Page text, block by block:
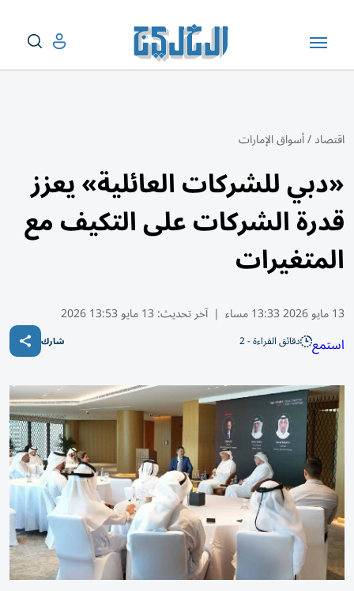
اقتصاد/أسواق الإمارات
«دبي للشركات العائلية» يعزز
قدرة الشركات على التكيف مع
المتغيرات
13 مايو 2026 13:33 مساء | آخر تحديث: 13 مايو 13:53 2026
استمع دقائق القراءة - 2 شارك